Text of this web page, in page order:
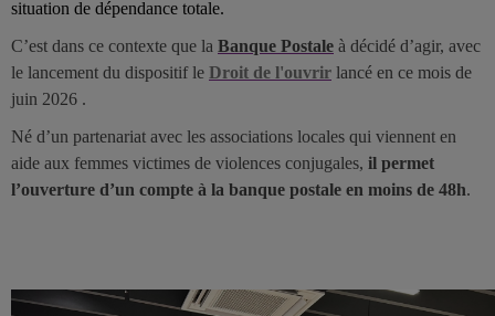
situation de dépendance totale.
C’est dans ce contexte que la Banque Postale à décidé d’agir, avec
le lancement du dispositif le Droit de l'ouvrir lancé en ce mois de
juin 2026 .
Né d’un partenariat avec les associations locales qui viennent en
aide aux femmes victimes de violences conjugales, il permet
l’ouverture d’un compte à la banque postale en moins de 48h.